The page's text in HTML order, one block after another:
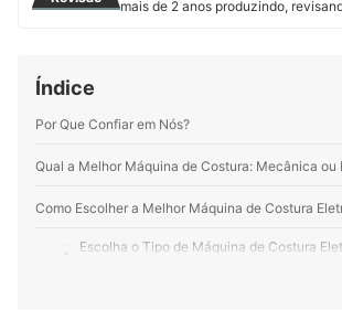
mais de 2 anos produzindo,
Índice
Por Que Confiar em Nós?
Qual a Melhor Máquina de Costura: Mecânica ou
Como Escolher a Melhor Máquina de Costura
1
Escolha o Tipo de Máquina de Costura